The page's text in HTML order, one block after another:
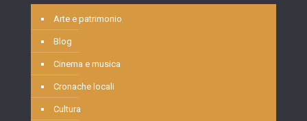
Arte e patrimonio
Blog
Cinema e musica
Cronache locali
Cultura